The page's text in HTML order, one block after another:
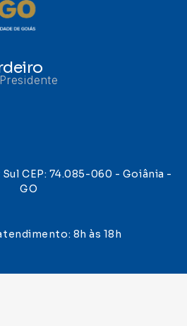
Presidente
Sul CEP: 74.085-060 - Goiânia -
GO
8h às 18h